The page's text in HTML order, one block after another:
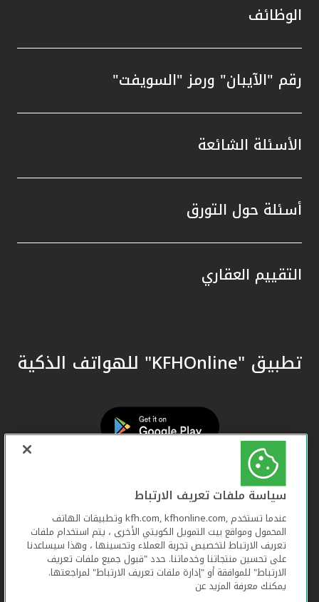
الوظائف
رقم "الآيبان" ورمز "السويفت"
الأسئلة الشائعة
أسئلة حول التورق
التقييم العقاري
تطبيق "KFHOnline" للهواتف الذكية
سياسة ملفات تعريف الارتباط
عندما تستخدم ,kfh.com, kfhonline.com وتطبيقات الهاتف
المحمول ومواقع بيت التمويل الكويتي الأخرى ، يتم استخدام ملفات
تعريف الارتباط لتخصيص تجربة العملاء وتحسينها ، وهذا سيساعدنا
على تحسين منتجاتنا وخدماتنا. حدد "قبول جميع ملفات تعريف
الارتباط" للموافقة أو "إدارة ملفات تعريف الارتباط" لمراجعتها.
يمكنك معرفة المزيد عن